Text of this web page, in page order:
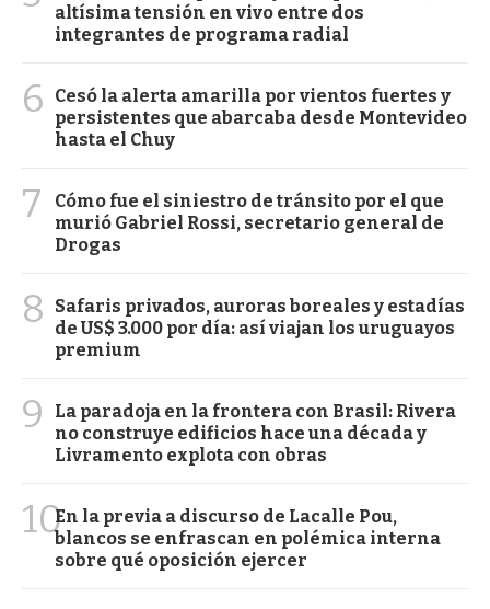
altísima tensión en vivo entre dos
integrantes de programa radial
6
Cesó la alerta amarilla por vientos fuertes y
persistentes que abarcaba desde Montevideo
hasta el Chuy
7
Cómo fue el siniestro de tránsito por el que
murió Gabriel Rossi, secretario general de
Drogas
8
Safaris privados, auroras boreales y estadías
de US$ 3.000 por día: así viajan los uruguayos
premium
9
La paradoja en la frontera con Brasil: Rivera
no construye edificios hace una década y
Livramento explota con obras
10En la previa a discurso de Lacalle Pou,
blancos se enfrascan en polémica interna
sobre qué oposición ejercer